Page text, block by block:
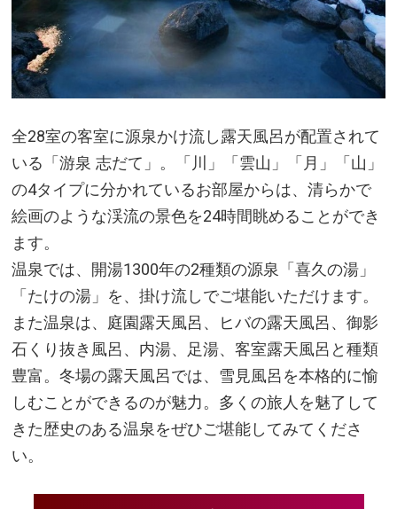
全28室の客室に源泉かけ流し露天風呂が配置されて
いる「游泉 志だて」。「川」「雲山」「月」「山」
の4タイプに分かれているお部屋からは、清らかで
絵画のような渓流の景色を24時間眺めることができ
ます。
温泉では、開湯1300年の2種類の源泉「喜久の湯」
「たけの湯」を、掛け流しでご堪能いただけます。
また温泉は、庭園露天風呂、ヒバの露天風呂、御影
石くり抜き風呂、内湯、足湯、客室露天風呂と種類
豊富。冬場の露天風呂では、雪見風呂を本格的に愉
しむことができるのが魅力。多くの旅人を魅了して
きた歴史のある温泉をぜひご堪能してみてくださ
い。